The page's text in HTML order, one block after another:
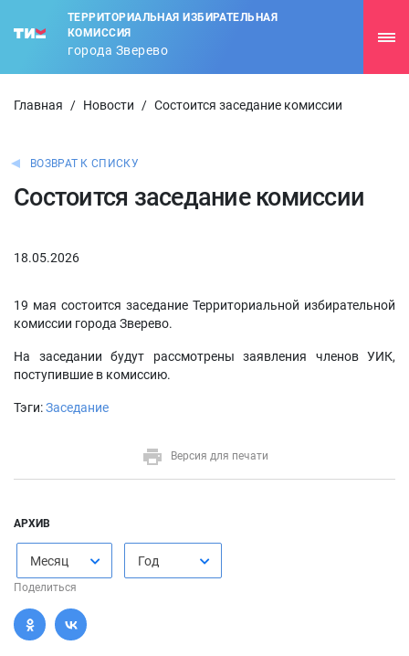
ТЕРРИТОРИАЛЬНАЯ ИЗБИРАТЕЛЬНАЯ
КОМИССИЯ
города Зверево
Главная / Новости / Состоится заседание комиссии
ВОЗВРАТ К СПИСКУ
Состоится заседание комиссии
18.05.2026
19 мая состоится заседание Территориальной избирательной
комиссии города Зверево.
На заседании будут рассмотрены заявления членов УИК,
поступившие в комиссию.
Тэги:Заседание
Версия для печати
АРХИВ
Месяц Год
Поделиться